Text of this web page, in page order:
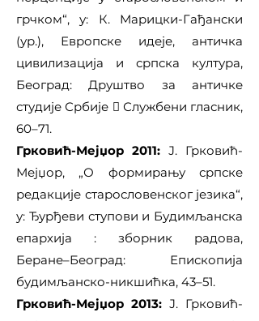
грчком“, у: К. Марицки-Гађански
(ур.), Европске идеје, античка
цивилизација и српска култура,
Београд: Друштво за античке
студије Србије  Службени гласник,
60–71.
Грковић-Мејџор 2011: Ј. Грковић-
Мејџор, „О формирању српске
редакције старословенског језика“,
у: Ђурђеви ступови и Будимљанска
епархија : зборник радова,
Беране–Београд: Епископија
будимљанско-никшићка, 43–51.
Грковић-Мејџор 2013: Ј. Грковић-